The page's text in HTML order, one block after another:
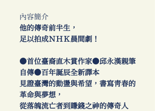
內容簡介
他的傳奇前半生，
足以拍成ＮＨＫ晨間劇！
●首位臺裔直木賞作家●邱永漢親筆
自傳●百年誕辰全新譯本
見證臺灣的動盪與希望，書寫青春的
革命與夢想，
從落魄流亡者到賺錢之神的傳奇人